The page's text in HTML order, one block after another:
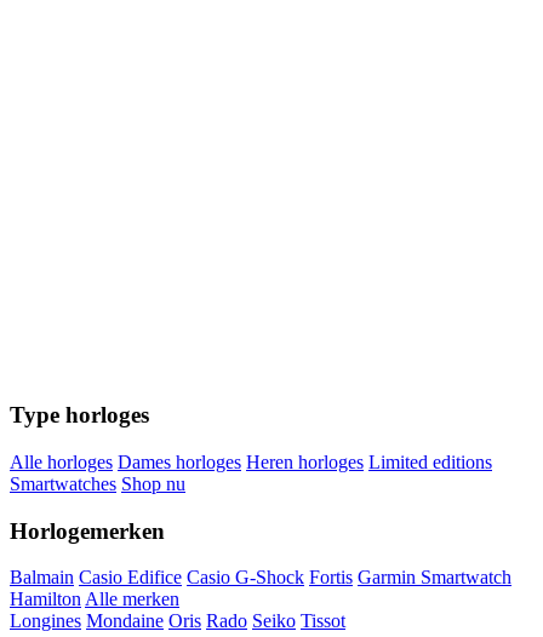
Type horloges
Alle horloges Dames horloges Heren horloges Limited editions
Smartwatches Shop nu
Horlogemerken
Balmain Casio Edifice Casio G-Shock Fortis Garmin Smartwatch
Hamilton Alle merken
Longines Mondaine Oris Rado Seiko Tissot